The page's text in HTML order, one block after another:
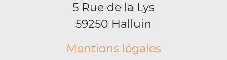
5 Rue de la Lys
59250 Halluin
Mentions légales